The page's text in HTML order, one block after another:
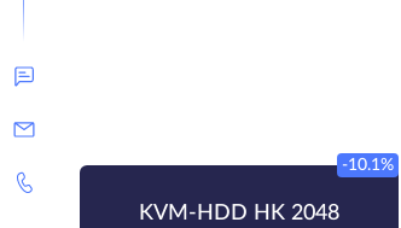
KVM-HDD HK 2048
-10.1%